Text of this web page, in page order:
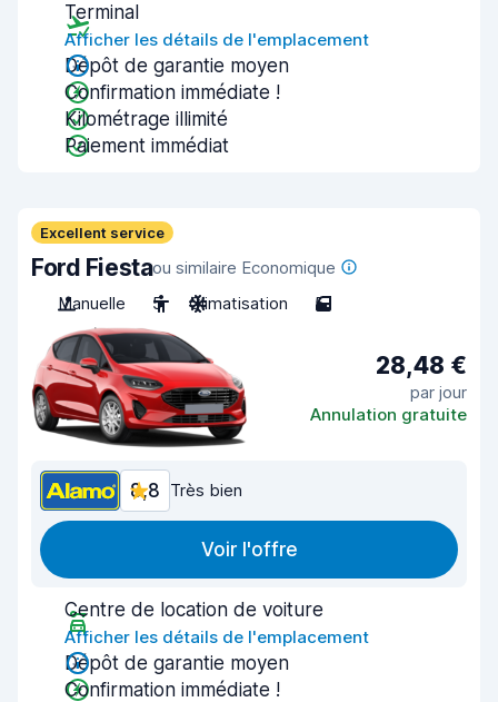
Terminal
Afficher les détails de l'emplacement
Dépôt de garantie moyen
Confirmation immédiate !
Kilométrage illimité
Paiement immédiat
Excellent service
Ford Fiestaou similaire Economique
Manuelle
5 Climatisation 5
28,48 €
par jour
Annulation gratuite
8,8 Très bien
Voir l'offre
Centre de location de voiture
Afficher les détails de l'emplacement
Dépôt de garantie moyen
Confirmation immédiate !